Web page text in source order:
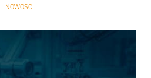
NOWOŚCI